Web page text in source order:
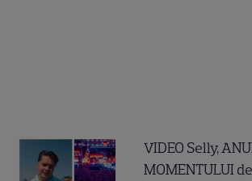
VIDEO Selly,
MOMENTULUI